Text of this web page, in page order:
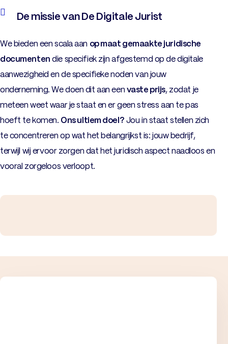
De missie van De Digitale Jurist
We bieden een scala aan op maat gemaakte juridische
documenten die specifiek zijn afgestemd op de digitale
aanwezigheid en de specifieke noden van jouw
onderneming. We doen dit aan een vaste prijs, zodat je
meteen weet waar je staat en er geen stress aan te pas
hoeft te komen. Ons ultiem doel? Jou in staat stellen zich
te concentreren op wat het belangrijkst is: jouw bedrijf,
terwijl wij ervoor zorgen dat het juridisch aspect naadloos en
vooral zorgeloos verloopt.